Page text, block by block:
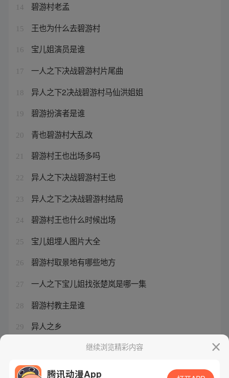
14 碧游村老孟
15 王也为什么去碧游村
16 宝儿姐演员是谁
17 一人之下决战碧游村片尾曲
18 异人之下2决战碧游村马仙洪姐姐
19 碧游扮演者是谁
20 青也碧游村大乱改
21 碧游村王也出场多吗
22 异人之下决战碧游村王也
23 异人之下之决战碧游村结局
24 碧游村王也什么时候出场
25 宝儿姐埋人图片大全
26 碧游村取景地有哪些地方
27 一人之下宝儿姐找张楚岚是哪一集
28 碧游村教主是谁
29 异人之乡
宝儿姐结局失忆是哪一集继续浏览精彩内容
腾讯动漫App